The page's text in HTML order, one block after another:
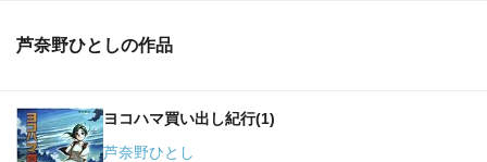
芦奈野ひとしの作品
ヨコハマ買い出し紀行(1)
芦奈野ひとし